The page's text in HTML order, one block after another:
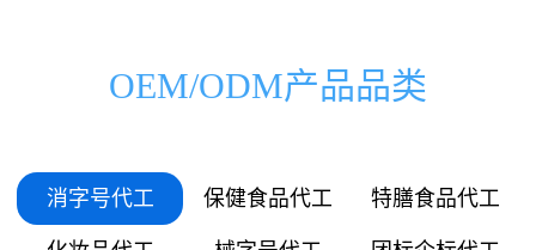
1332
1665
2000
06
072
109
145
OEM/ODM产品品类
消字号代工 保健食品代工 特膳食品代工